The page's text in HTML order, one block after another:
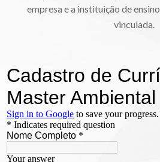
empresa e a instituição de
vinculada.